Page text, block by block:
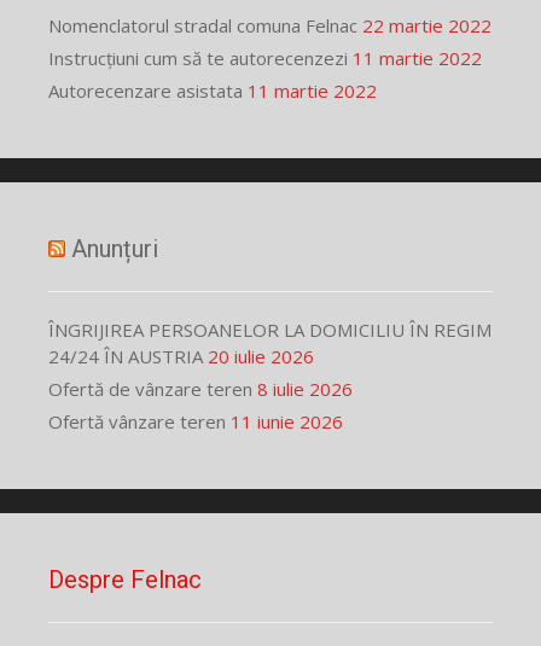
Nomenclatorul stradal comuna Felnac 22 martie 2022
Instrucțiuni cum să te autorecenzezi 11 martie 2022
Autorecenzare asistata 11 martie 2022
Anunțuri
ÎNGRIJIREA PERSOANELOR LA DOMICILIU ÎN REGIM
24/24 ÎN AUSTRIA 20 iulie 2026
Ofertă de vânzare teren 8 iulie 2026
Ofertă vânzare teren 11 iunie 2026
Despre Felnac